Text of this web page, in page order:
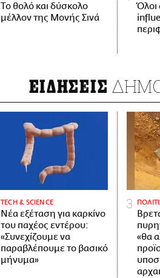
Το θολό και δύσκολο
μέλλον της Μονής Σινά
Όλοι
ΕΙΔΗΣΕΙΣ
ΤECH & SCIENCE
Νέα εξέταση για καρκίνο
του παχέος εντέρου:
«Συνεχίζουμε να
παραβλέπουμε το βασικό
μήνυμα»
«θα